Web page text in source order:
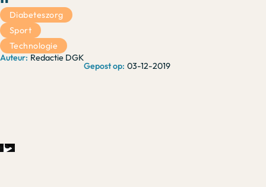
Redactie DGK
03-12-2019
Diabeteszorg
Sport
Technologie